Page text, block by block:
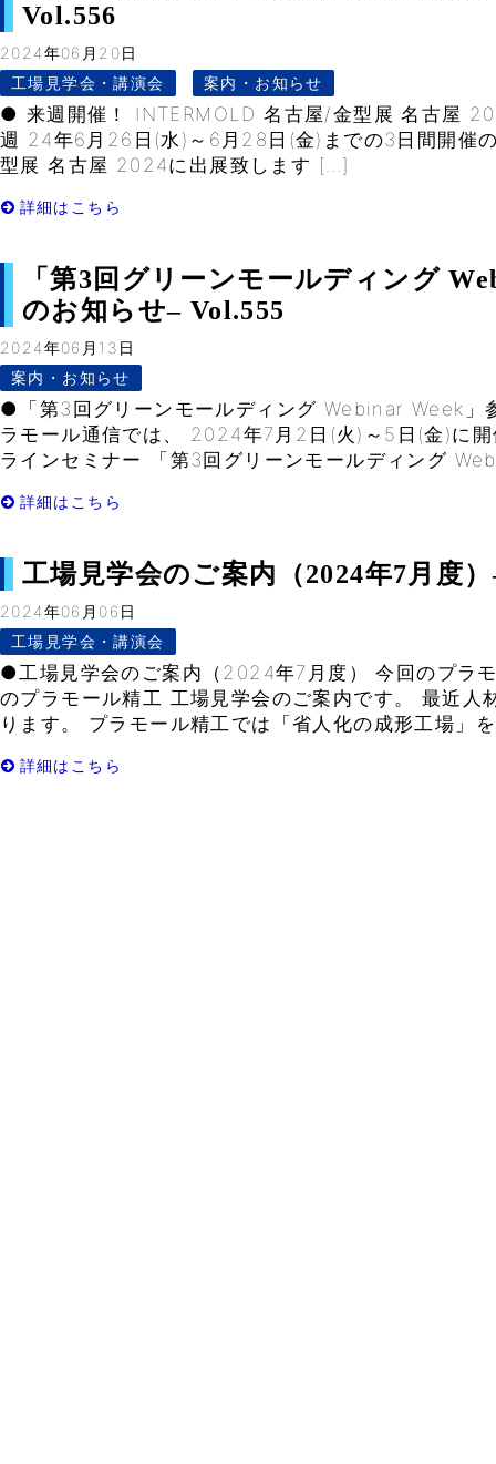
Vol.556
2024年06月20日
工場見学会・講演会
案内・お知らせ
● 来週開催！ INTERMOLD 名古屋/金型展 名古屋
週 24年6月26日(水)～6月28日(金)までの3日間開催
型展 名古屋 2024に出展致します […]
詳細はこちら
「第3回グリーンモールディング
のお知らせ– Vol.555
2024年06月13日
案内・お知らせ
●「第3回グリーンモールディング Webinar Week」
ラモール通信では、 2024年7月2日(火)～5日(金)に
ラインセミナー 「第3回グリーンモールディング
詳細はこちら
工場見学会のご案内（2024年7月度
2024年06月06日
工場見学会・講演会
●工場見学会のご案内（2024年7月度） 今回のプラ
のプラモール精工 工場見学会のご案内です。 最近人
ります。 プラモール精工では「省人化の成形工場」
詳細はこちら